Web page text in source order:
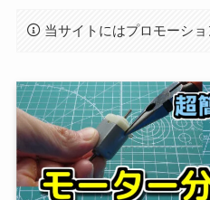
当サイトにはプロモーショ